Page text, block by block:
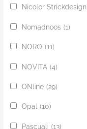
Nicolor Strickdesign
Nomadnoos (1)
NORO (11)
NOVITA (4)
ONline (29)
Opal (10)
Pascuali (13)